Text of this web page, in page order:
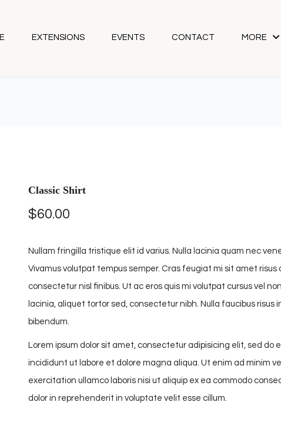
EXTENSIONS EVENTS CONTACT MORE
Classic Shirt
$60.00
Nullam fringilla tristique elit id varius. Nulla lacinia quam nec
Vivamus volutpat tempus semper. Cras feugiat mi sit amet risus
consectetur nisl finibus. Ut ac eros quis mi volutpat cursus vel
lacinia, aliquet tortor sed, consectetur nibh. Nulla faucibus risus
bibendum.
Lorem ipsum dolor sit amet, consectetur adipisicing elit, sed do
incididunt ut labore et dolore magna aliqua. Ut enim ad minim
exercitation ullamco laboris nisi ut aliquip ex ea commodo
dolor in reprehenderit in voluptate velit esse cillum.